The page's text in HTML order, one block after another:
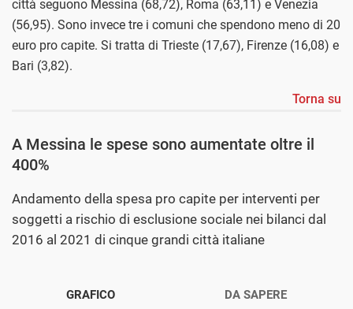
città seguono Messina (68,72), Roma (63,11) e Venezia
(56,95). Sono invece tre i comuni che spendono meno di 20
euro pro capite. Si tratta di Trieste (17,67), Firenze (16,08) e
Bari (3,82).
Torna su
A Messina le spese sono aumentate oltre il
400%
Andamento della spesa pro capite per interventi per
soggetti a rischio di esclusione sociale nei bilanci dal
2016 al 2021 di cinque grandi città italiane
GRAFICO DA SAPERE